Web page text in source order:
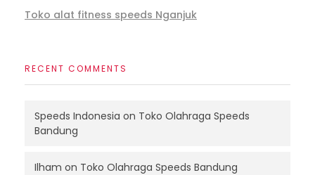
Toko alat fitness speeds Nganjuk
RECENT COMMENTS
Speeds Indonesia on Toko Olahraga Speeds
Bandung
Ilham on Toko Olahraga Speeds Bandung